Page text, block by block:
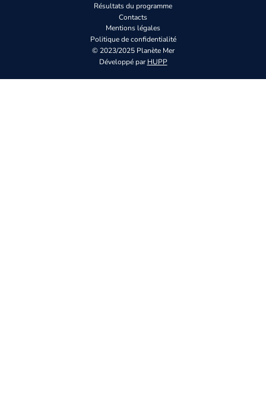
Résultats du programme
Contacts
Mentions légales
Politique de confidentialité
© 2023/2025 Planète Mer
Développé parHUPP